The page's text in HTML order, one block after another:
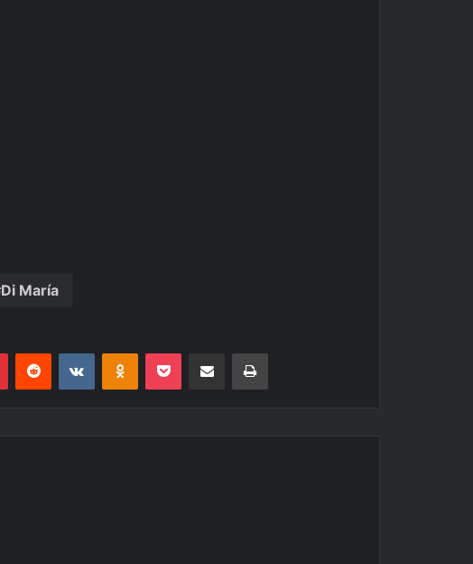
Di María
PinterestReddit VK OK Pocket Compartilhar via e-mail Imprimir